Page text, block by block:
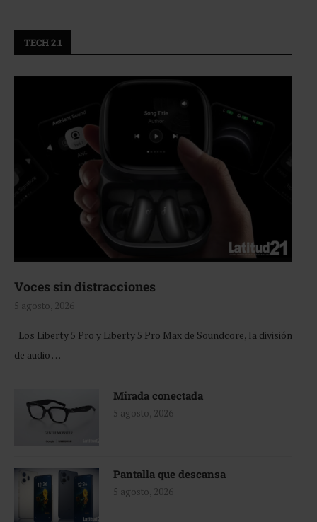
TECH 2.1
Voces sin distracciones
5 agosto, 2026
Los Liberty 5 Pro y Liberty 5 Pro Max de Soundcore, la división
de audio …
Mirada conectada
5 agosto, 2026
Pantalla que descansa
5 agosto, 2026